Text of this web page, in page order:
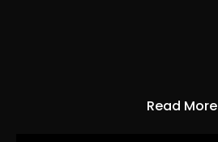
Read More